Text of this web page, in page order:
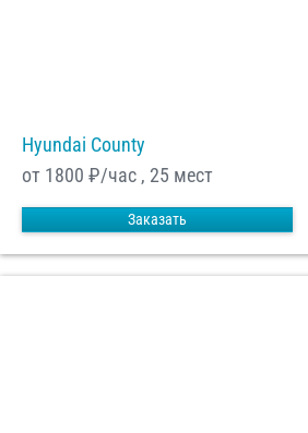
Hyundai County
от 1800 ₽/час , 25 мест
Заказать